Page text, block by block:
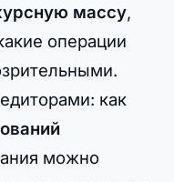
массу,
операции
как
можно